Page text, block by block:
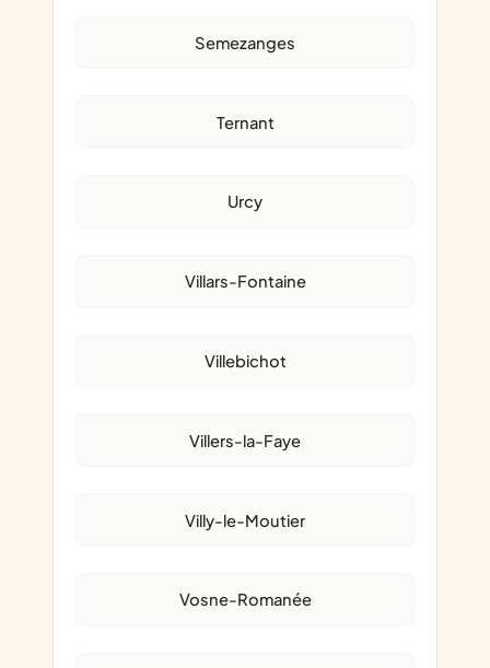
Semezanges
Ternant
Urcy
Villars-Fontaine
Villebichot
Villers-la-Faye
Villy-le-Moutier
Vosne-Romanée